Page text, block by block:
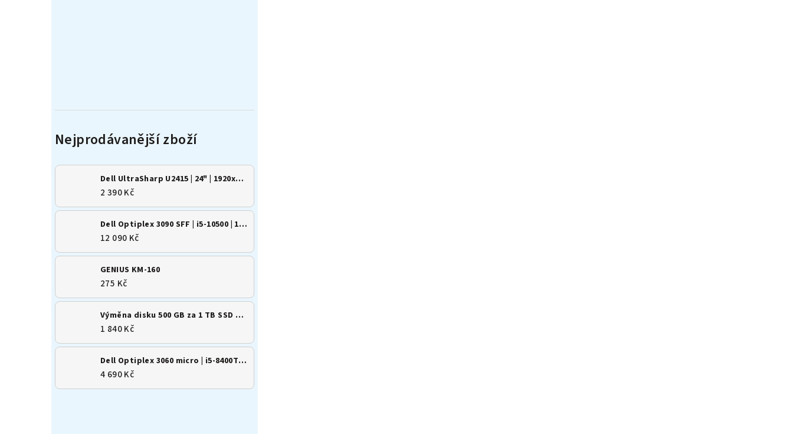
Dell UltraSharp U2415 | 24" | 1920x1200 | 16:10 | IPS
2 390 Kč
Dell Optiplex 3090 SFF | i5-10500 | 16GB | 500GB SSD | Win 11
12 090 Kč
GENIUS KM-160
275 Kč
Výměna disku 500 GB za 1 TB SSD M.2 NVMe
1 840 Kč
Dell Optiplex 3060 micro | i5-8400T | 8GB | 256GB SSD | Win 11
4 690 Kč